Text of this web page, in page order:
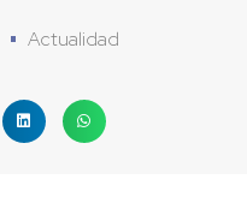
Actualidad